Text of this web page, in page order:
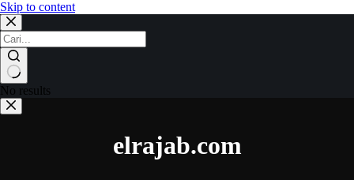
Skip to content
No results
elrajab.com